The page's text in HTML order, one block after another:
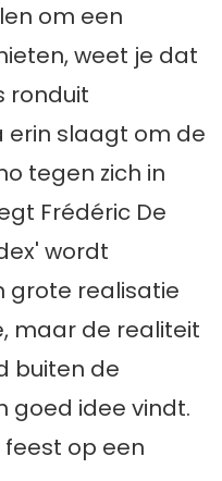
om een
weet je dat
ronduit
erin slaagt om de
tegen zich in
Frédéric De
wordt
grote realisatie
maar de realiteit
buiten de
goed idee vindt.
feest op een